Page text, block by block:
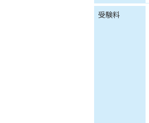
受験料